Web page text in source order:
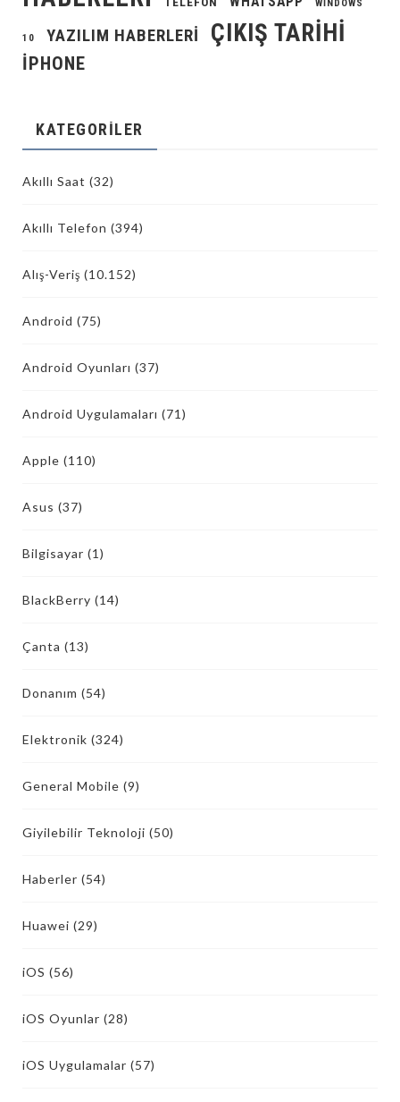
WINDOWS
10 YAZILIM HABERLERI ÇIKIŞ TARIHI
İPHONE
KATEGORILER
Akıllı Saat (32)
Akıllı Telefon (394)
Alış-Veriş (10.152)
Android (75)
Android Oyunları (37)
Android Uygulamaları (71)
Apple (110)
Asus (37)
Bilgisayar (1)
BlackBerry (14)
Çanta (13)
Donanım (54)
Elektronik (324)
General Mobile (9)
Giyilebilir Teknoloji (50)
Haberler (54)
Huawei (29)
iOS (56)
iOS Oyunlar (28)
iOS Uygulamalar (57)